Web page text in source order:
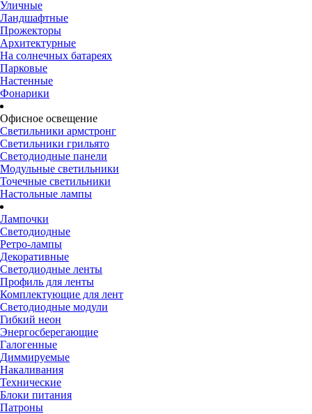
Уличные
Ландшафтные
Прожекторы
Архитектурные
На солнечных батареях
Парковые
Настенные
Фонарики
Офисное освещение
Светильники армстронг
Светильники грильято
Светодиодные панели
Модульные светильники
Точечные светильники
Настольные лампы
Лампочки
Светодиодные
Ретро-лампы
Декоративные
Светодиодные ленты
Профиль для ленты
Комплектующие для лент
Светодиодные модули
Гибкий неон
Энергосберегающие
Галогенные
Диммируемые
Накаливания
Технические
Блоки питания
Патроны